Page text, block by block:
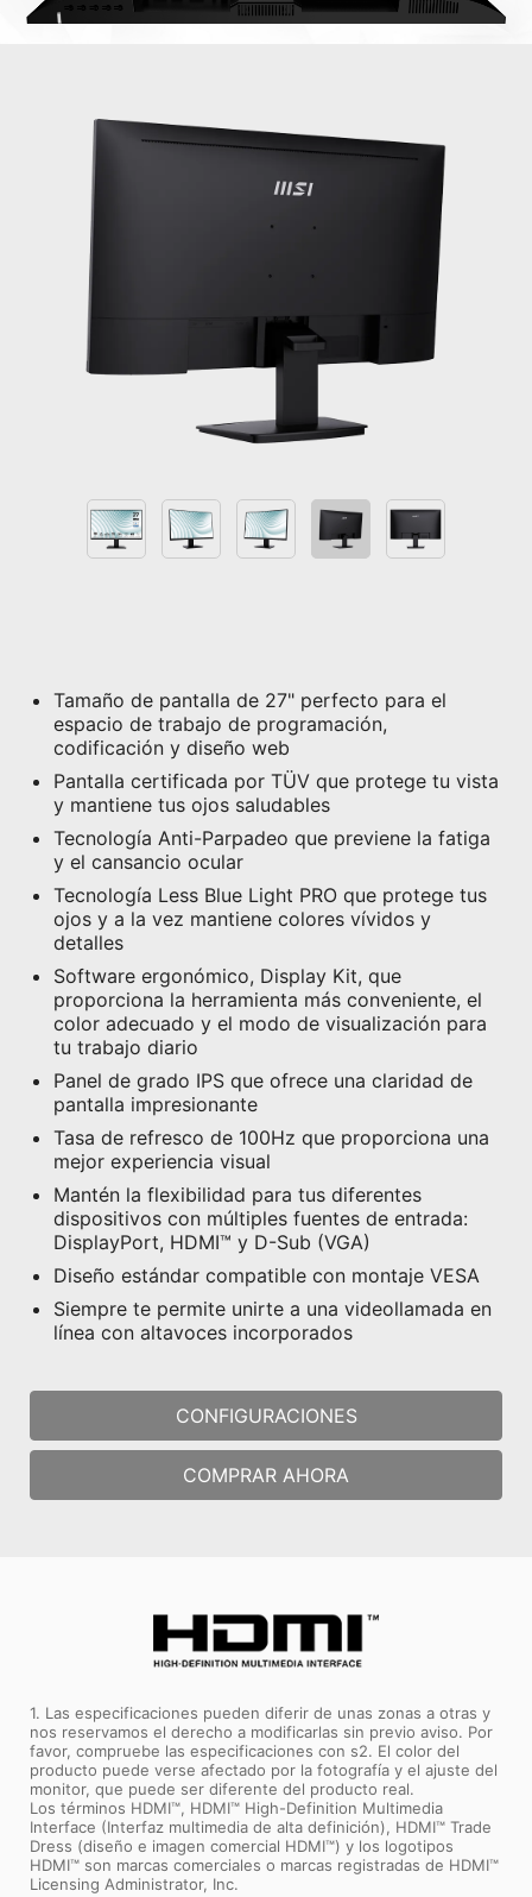
Tamaño de pantalla de 27" perfecto para el
espacio de trabajo de programación,
codificación y diseño web
Pantalla certificada por TÜV que protege tu vista
y mantiene tus ojos saludables
Tecnología Anti-Parpadeo que previene la fatiga
y el cansancio ocular
Tecnología Less Blue Light PRO que protege tus
ojos y a la vez mantiene colores vívidos y
detalles
Software ergonómico, Display Kit, que
proporciona la herramienta más conveniente, el
color adecuado y el modo de visualización para
tu trabajo diario
Panel de grado IPS que ofrece una claridad de
pantalla impresionante
Tasa de refresco de 100Hz que proporciona una
mejor experiencia visual
Mantén la flexibilidad para tus diferentes
dispositivos con múltiples fuentes de entrada:
DisplayPort, HDMI™ y D-Sub (VGA)
Diseño estándar compatible con montaje VESA
Siempre te permite unirte a una videollamada en
línea con altavoces incorporados
CONFIGURACIONES
COMPRAR AHORA
1. Las especificaciones pueden diferir de unas zonas a otras y
nos reservamos el derecho a modificarlas sin previo aviso. Por
favor, compruebe las especificaciones con s2. El color del
producto puede verse afectado por la fotografía y el ajuste del
monitor, que puede ser diferente del producto real.
Los términos HDMI™, HDMI™ High-Definition Multimedia
Interface (Interfaz multimedia de alta definición), HDMI™ Trade
Dress (diseño e imagen comercial HDMI™) y los logotipos
HDMI™ son marcas comerciales o marcas registradas de HDMI™
Licensing Administrator, Inc.